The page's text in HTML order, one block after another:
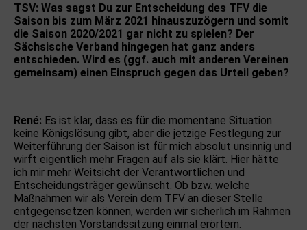
TSV: Was sagst Du zur Entscheidung des TFV die
Saison bis zum März 2021 hinauszuzögern und somit
die Saison 2020/2021 gar nicht zu spielen? Der
Sächsische Verband hingegen hat ganz anders
entschieden. Wird es (ggf. auch mit anderen Vereinen
gemeinsam) einen Einspruch gegen das Urteil geben?
René: Es ist klar, dass es für die momentane Situation
keine Königslösung gibt, aber die jetzige Festlegung zur
Weiterführung der Saison ist für mich absolut unsinnig und
wirft eigentlich mehr Fragen auf als sie klärt. Hier hätte
ich mir mehr Weitsicht der Verantwortlichen und
Entscheidungsträger gewünscht. Ob bzw. welche
Maßnahmen wir als Verein dem TFV an dieser Stelle
entgegensetzen können, werden wir sicherlich im Rahmen
der nächsten Vorstandssitzung einmal erörtern.